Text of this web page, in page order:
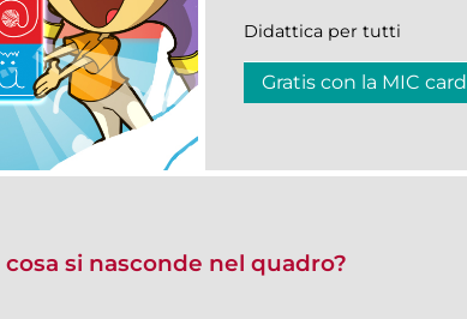
Didattica per tutti
Gratis con la MIC card
cosa si nasconde nel quadro?